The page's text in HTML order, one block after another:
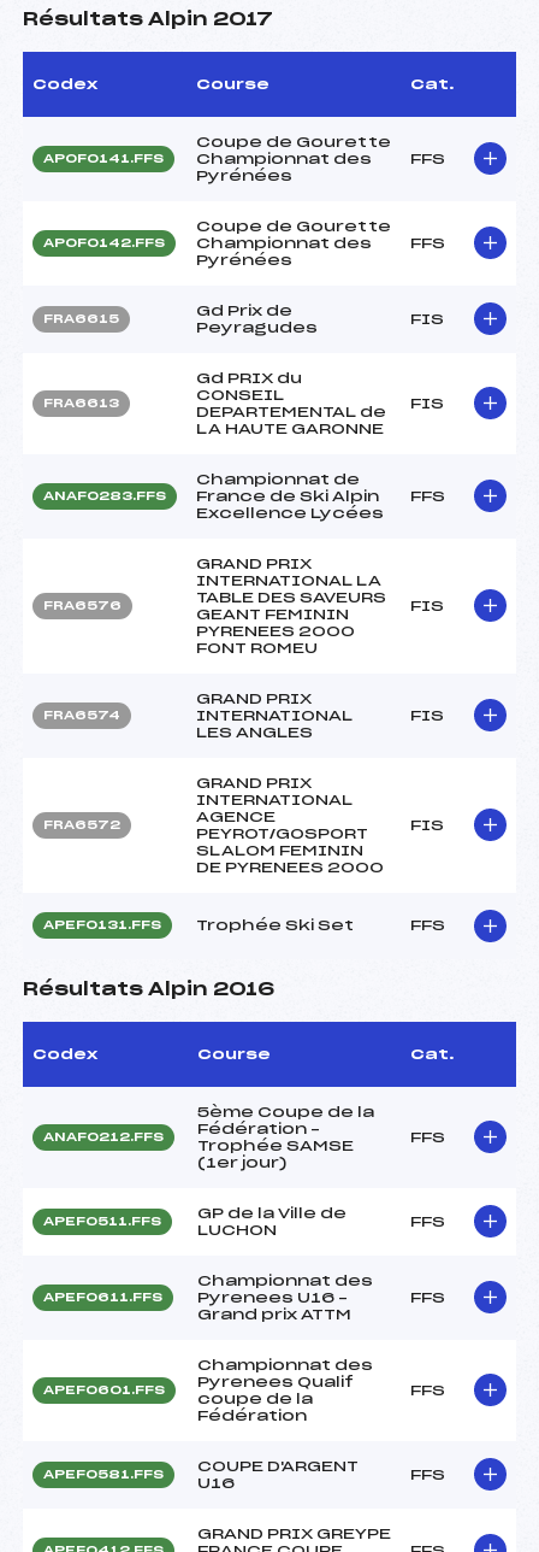
Résultats Alpin 2017
Codex Course Cat.
APOF0141.FFS
Coupe de Gourette
Championnat des
Pyrénées
FFS
APOF0142.FFS
Coupe de Gourette
Championnat des
Pyrénées
FFS
FRA6615
Gd Prix de
Peyragudes
FIS
FRA6613
Gd PRIX du
CONSEIL
DEPARTEMENTAL de
LA HAUTE GARONNE
FIS
ANAF0283.FFS
Championnat de
France de Ski Alpin
Excellence Lycées
FFS
FRA6576
GRAND PRIX
INTERNATIONAL LA
TABLE DES SAVEURS
GEANT FEMININ
PYRENEES 2000
FONT ROMEU
FIS
FRA6574
GRAND PRIX
INTERNATIONAL
LES ANGLES
FIS
FRA6572
GRAND PRIX
INTERNATIONAL
AGENCE
PEYROT/GOSPORT
SLALOM FEMININ
DE PYRENEES 2000
FIS
APEF0131.FFS Trophée Ski Set FFS
Résultats Alpin 2016
Codex Course Cat.
ANAF0212.FFS
5ème Coupe de la
Fédération –
Trophée SAMSE
(1er jour)
FFS
APEF0511.FFS
GP de la Ville de
LUCHON
FFS
APEF0611.FFS
Championnat des
Pyrenees U16 –
Grand prix ATTM
FFS
APEF0601.FFS
Championnat des
Pyrenees Qualif
coupe de la
Fédération
FFS
APEF0581.FFS
COUPE D'ARGENT
U16
FFS
GRAND PRIX GREYPE